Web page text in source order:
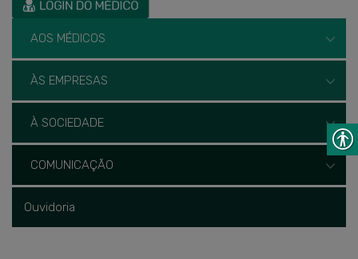
AOS MÉDICOS
ÀS EMPRESAS
À SOCIEDADE
COMUNICAÇÃO
Ouvidoria